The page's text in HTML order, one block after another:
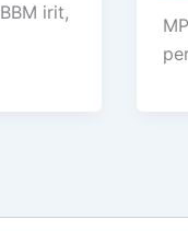
irit,